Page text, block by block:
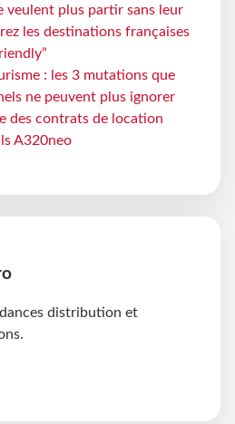
veulent plus partir sans leur
les destinations françaises
: les 3 mutations que
ne peuvent plus ignorer
des contrats de location
A320neo
distribution et